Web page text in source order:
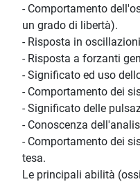
- Comportamento
un grado di libertà).
- Risposta in
- Risposta a forzanti
- Significato ed uso
- Comportamento dei
- Significato delle
- Conoscenza
- Comportamento dei
tesa.
Le principali abilità